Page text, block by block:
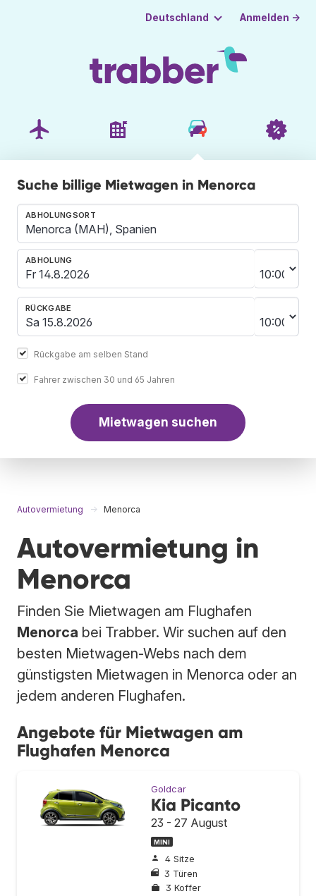
Deutschland Anmelden →
Suche billige Mietwagen in Menorca
ABHOLUNGSORT
ABHOLUNG
RÜCKGABE
Rückgabe am selben Stand
Fahrer zwischen 30 und 65 Jahren
Mietwagen suchen
Autovermietung Menorca
Autovermietung in
Menorca
Finden Sie Mietwagen am Flughafen
Menorca bei Trabber. Wir suchen auf den
besten Mietwagen-Webs nach dem
günstigsten Mietwagen in Menorca oder an
jedem anderen Flughafen.
Angebote für Mietwagen am
Flughafen Menorca
Goldcar
Kia Picanto
23 - 27 August
MINI
4 Sitze
3 Türen
3 Koffer